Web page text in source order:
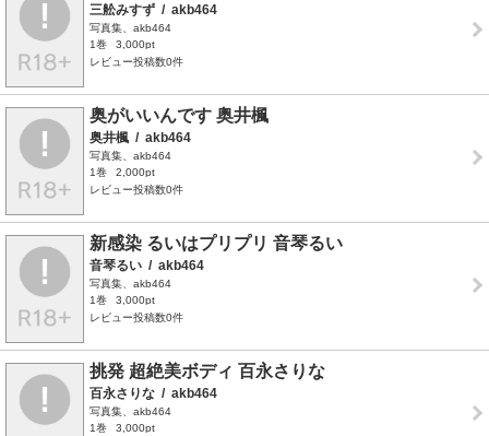
三舩みすず / akb464
写真集、akb464
1巻
3,000pt
レビュー投稿数0件
奥がいいんです 奥井楓
奥井楓 / akb464
写真集、akb464
1巻
2,000pt
レビュー投稿数0件
新感染 るいはプリプリ 音琴るい
音琴るい / akb464
写真集、akb464
1巻
3,000pt
レビュー投稿数0件
挑発 超絶美ボディ 百永さりな
百永さりな / akb464
写真集、akb464
1巻
3,000pt